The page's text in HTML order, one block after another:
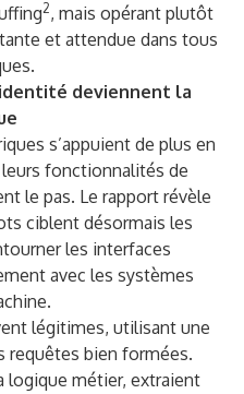
2, mais opérant plutôt
et attendue dans tous
deviennent la
s’appuient de plus en
leurs fonctionnalités de
le pas. Le rapport révèle
ciblent désormais les
les interfaces
avec les systèmes
légitimes, utilisant une
requêtes bien formées.
métier, extraient